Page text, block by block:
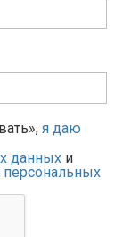
я даю
данных и